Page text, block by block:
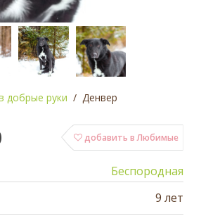
добрые руки Денвер
добавить в Любимые
Беспородная
9 лет